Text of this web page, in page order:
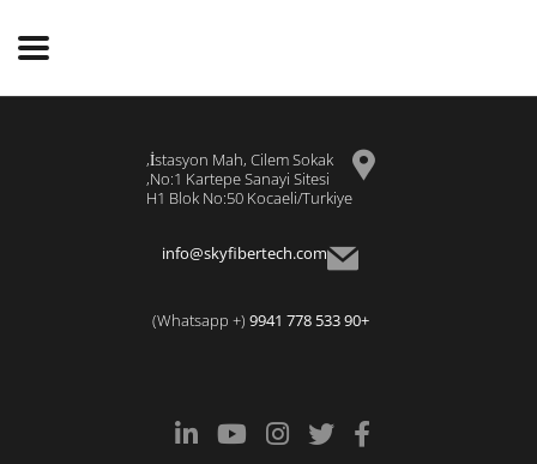
İstasyon Mah, Cilem Sokak,
No:1 Kartepe Sanayi Sitesi,
H1 Blok No:50 Kocaeli/Turkiye
info@skyfibertech.com
+90 533 778 9941
(+ Whatsapp)